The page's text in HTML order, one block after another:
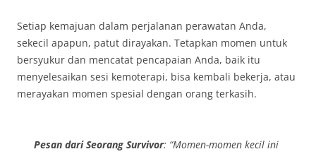
Setiap kemajuan dalam perjalanan perawatan Anda,
sekecil apapun, patut dirayakan. Tetapkan momen untuk
bersyukur dan mencatat pencapaian Anda, baik itu
menyelesaikan sesi kemoterapi, bisa kembali bekerja, atau
merayakan momen spesial dengan orang terkasih.
Pesan dari Seorang Survivor: “Momen-momen kecil ini